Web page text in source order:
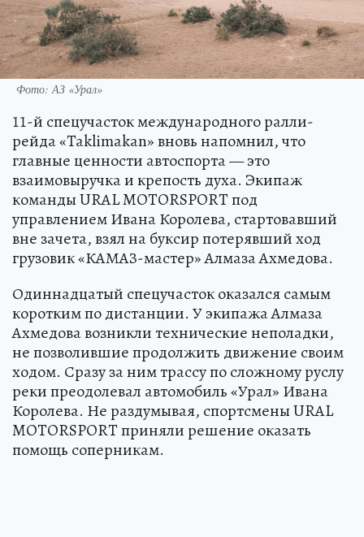
Фото: АЗ «Урал»
11-й спецучасток международного ралли-
рейда «Taklimakan» вновь напомнил, что
главные ценности автоспорта — это
взаимовыручка и крепость духа. Экипаж
команды URAL MOTORSPORT под
управлением Ивана Королева, стартовавший
вне зачета, взял на буксир потерявший ход
грузовик «КАМАЗ-мастер» Алмаза Ахмедова.
Одиннадцатый спецучасток оказался самым
коротким по дистанции. У экипажа Алмаза
Ахмедова возникли технические неполадки,
не позволившие продолжить движение своим
ходом. Сразу за ним трассу по сложному руслу
реки преодолевал автомобиль «Урал» Ивана
Королева. Не раздумывая, спортсмены URAL
MOTORSPORT приняли решение оказать
помощь соперникам.